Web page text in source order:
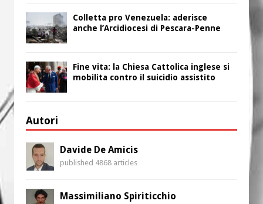
Colletta pro Venezuela: aderisce
anche l’Arcidiocesi di Pescara-Penne
Fine vita: la Chiesa Cattolica inglese si
mobilita contro il suicidio assistito
Autori
Davide De Amicis
published 4868 articles
Massimiliano Spiriticchio